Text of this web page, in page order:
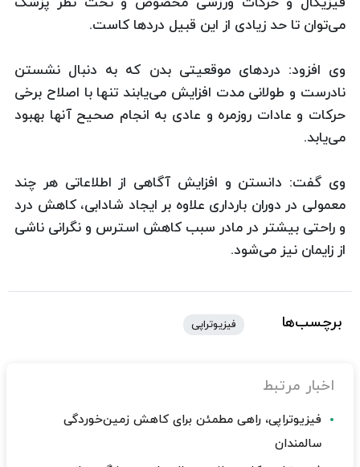
می‌توان تا حد زیادی از این قبیل دردها کاست.
وی افزود: دردهای موقعیتی بدن که به دنبال نشستن
نادرست و طولانی مدت افزایش می‌یابند تنها با اصلاح برخی
حرکات و عادات روزمره و عادی به انجام صحیح آنها بهبود
می‌یابد.
وی گفت: دانستن و افزایش آگاهی از اطلاعاتی هر چند
معمولی در دوران بارداری علاوه بر ایجاد شادابی، کاهش درد
و راحتی بیشتر در مادر سبب کاهش استرس و نگرانی ناشی
از زایمان نیز می‌شود.
برچسب‌ها فیزیوتراپی
اخبار مرتبط
فیزیوتراپی، راهی مطمئن برای کاهش زمین‌خوردگی
سالمندان